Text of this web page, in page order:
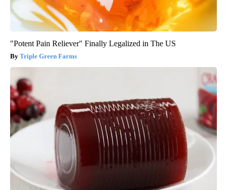
"Potent Pain Reliever" Finally Legalized in The US
Triple Green Farms